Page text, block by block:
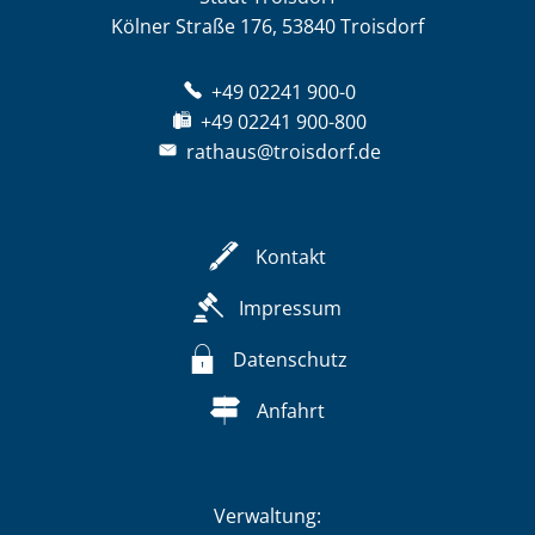
Kölner Straße 176, 53840 Troisdorf
+49 02241 900-0
+49 02241 900-800
rathaus@troisdorf.de
Kontakt
Impressum
Datenschutz
Anfahrt
Verwaltung: